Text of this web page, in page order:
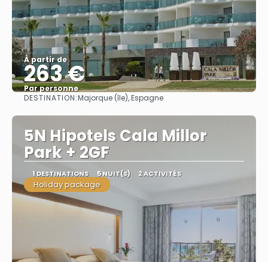
À partir de
263 €
Par personne
Afficher
DESTINATION:Majorque (île), Espagne
5N Hipotels Cala Millor
Park + 2GF
1 DESTINATIONS 5 NUIT(S) 2 ACTIVITÉS
Holiday package